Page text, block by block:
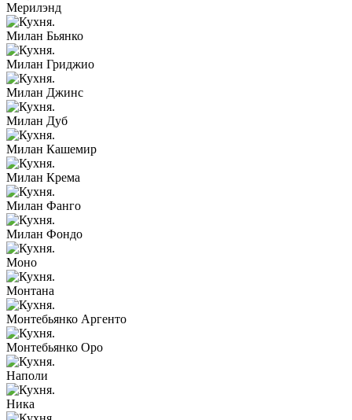
Мерилэнд
Милан Бьянко
Милан Гриджио
Милан Джинс
Милан Дуб
Милан Кашемир
Милан Крема
Милан Фанго
Милан Фондо
Моно
Монтана
Монтебьянко Аргенто
Монтебьянко Оро
Наполи
Ника